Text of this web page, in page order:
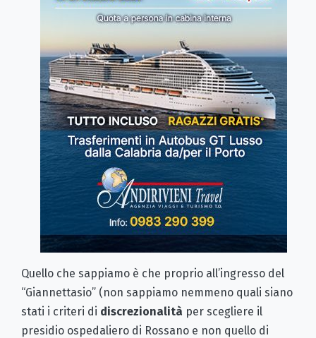
Quello che sappiamo è che proprio all’ingresso del
“Giannettasio” (non sappiamo nemmeno quali siano
stati i criteri di discrezionalità per scegliere il
presidio ospedaliero di Rossano e non quello di